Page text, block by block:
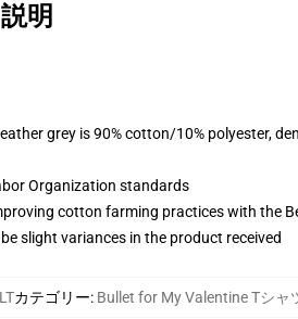
説明
grey is 90% cotton/10% polyester,
Organization standards
cotton farming practices with the
slight variances in the product received
カテゴリー: Bullet for My Valentine Tシャ